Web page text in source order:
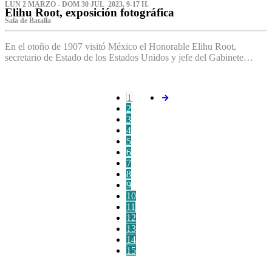
LUN 2 MARZO - DOM 30 JUL 2023, 9-17 H.
Elihu Root, exposición fotográfica
Sala de Batalla
En el otoño de 1907 visitó México el Honorable Elihu Root,
secretario de Estado de los Estados Unidos y jefe del Gabinete…
1
2
3
4
5
6
7
8
9
10
11
12
13
14
15